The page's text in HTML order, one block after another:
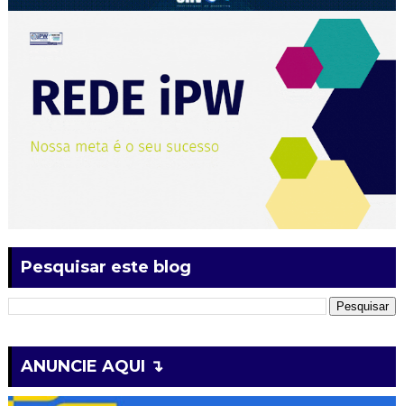
Pesquisar este blog
ANUNCIE AQUI ↴